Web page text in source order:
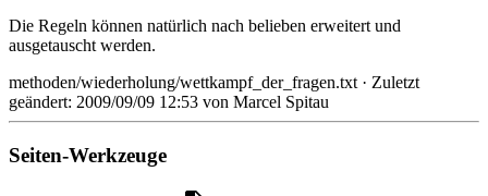
Die Regeln können natürlich nach belieben erweitert und
ausgetauscht werden.
methoden/wiederholung/wettkampf_der_fragen.txt · Zuletzt
geändert: 2009/09/09 12:53 von Marcel Spitau
Seiten-Werkzeuge